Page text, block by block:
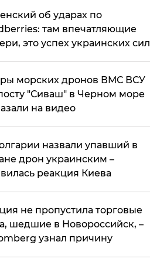
об ударах по
там впечатляющие
это успех украинских сил
морских дронов ВМС ВСУ
"Сиваш" в Черном море
на видео
назвали упавший в
дрон украинским –
реакция Киева
не пропустила торговые
шедшие в Новороссийск, –
узнал причину